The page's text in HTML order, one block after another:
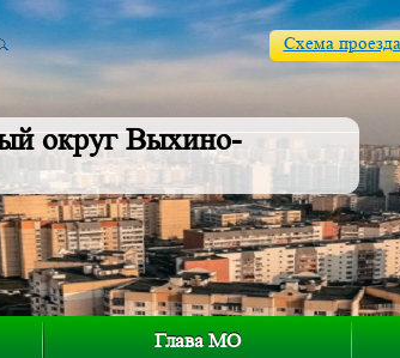
округ Выхино-
Схема проезда
Глава МО